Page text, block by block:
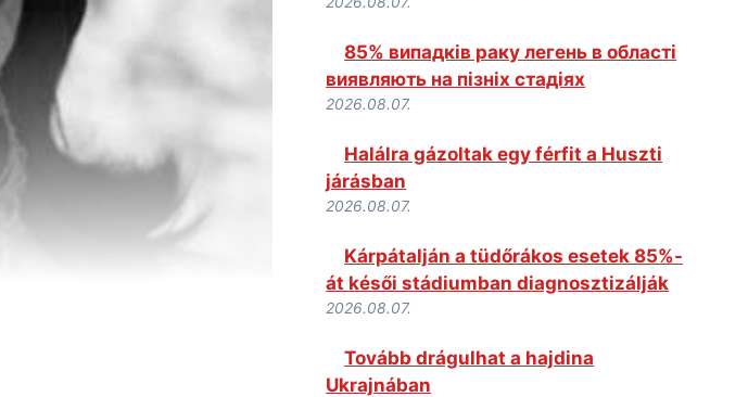
85% випадків раку легень в області
виявляють на пізніх стадіях
2026.08.07.
Halálra gázoltak egy férfit a Huszti
járásban
2026.08.07.
Kárpátalján a tüdőrákos esetek 85%-
át késői stádiumban diagnosztizálják
2026.08.07.
Tovább drágulhat a hajdina
Ukrajnában